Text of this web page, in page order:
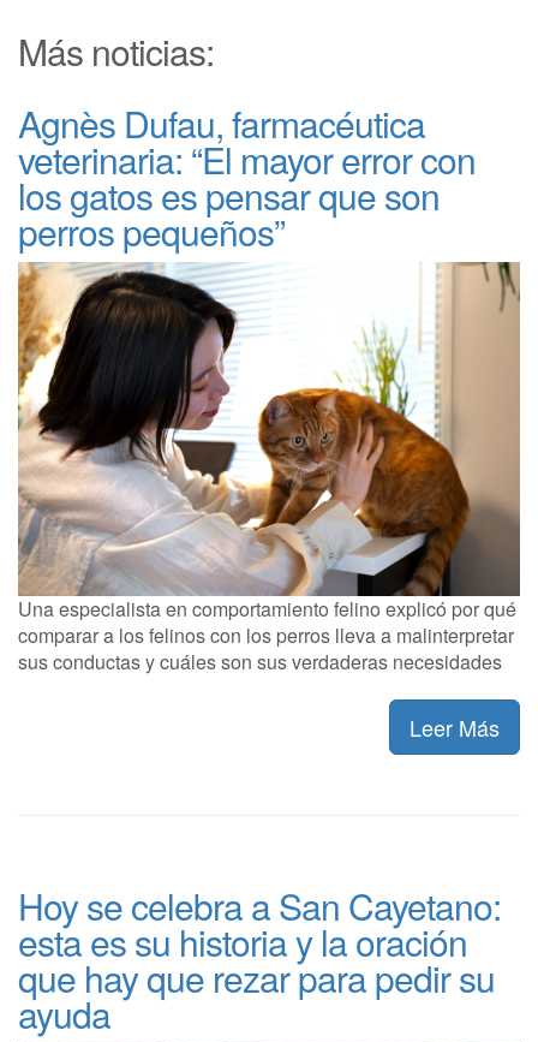
Más noticias:
Agnès Dufau, farmacéutica
veterinaria: “El mayor error con
los gatos es pensar que son
perros pequeños”
Una especialista en comportamiento felino explicó por qué
comparar a los felinos con los perros lleva a malinterpretar
sus conductas y cuáles son sus verdaderas necesidades
Leer Más
Hoy se celebra a San Cayetano:
esta es su historia y la oración
que hay que rezar para pedir su
ayuda